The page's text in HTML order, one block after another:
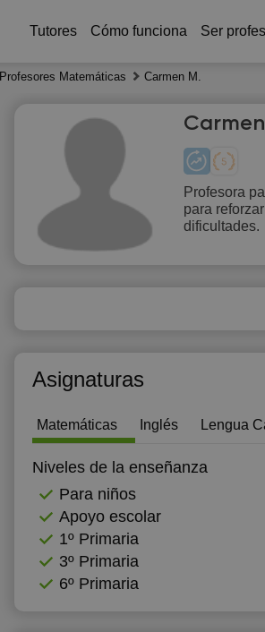
Tutores Cómo funciona Ser
Profesores Matemáticas Carmen M.
Profesora
para
dificultades.
Asignaturas
Matemáticas Inglés Lengua
Niveles de la enseñanza
Para niños
Apoyo escolar
1º Primaria
3º Primaria
6º Primaria
Sa
8
Su
12:00